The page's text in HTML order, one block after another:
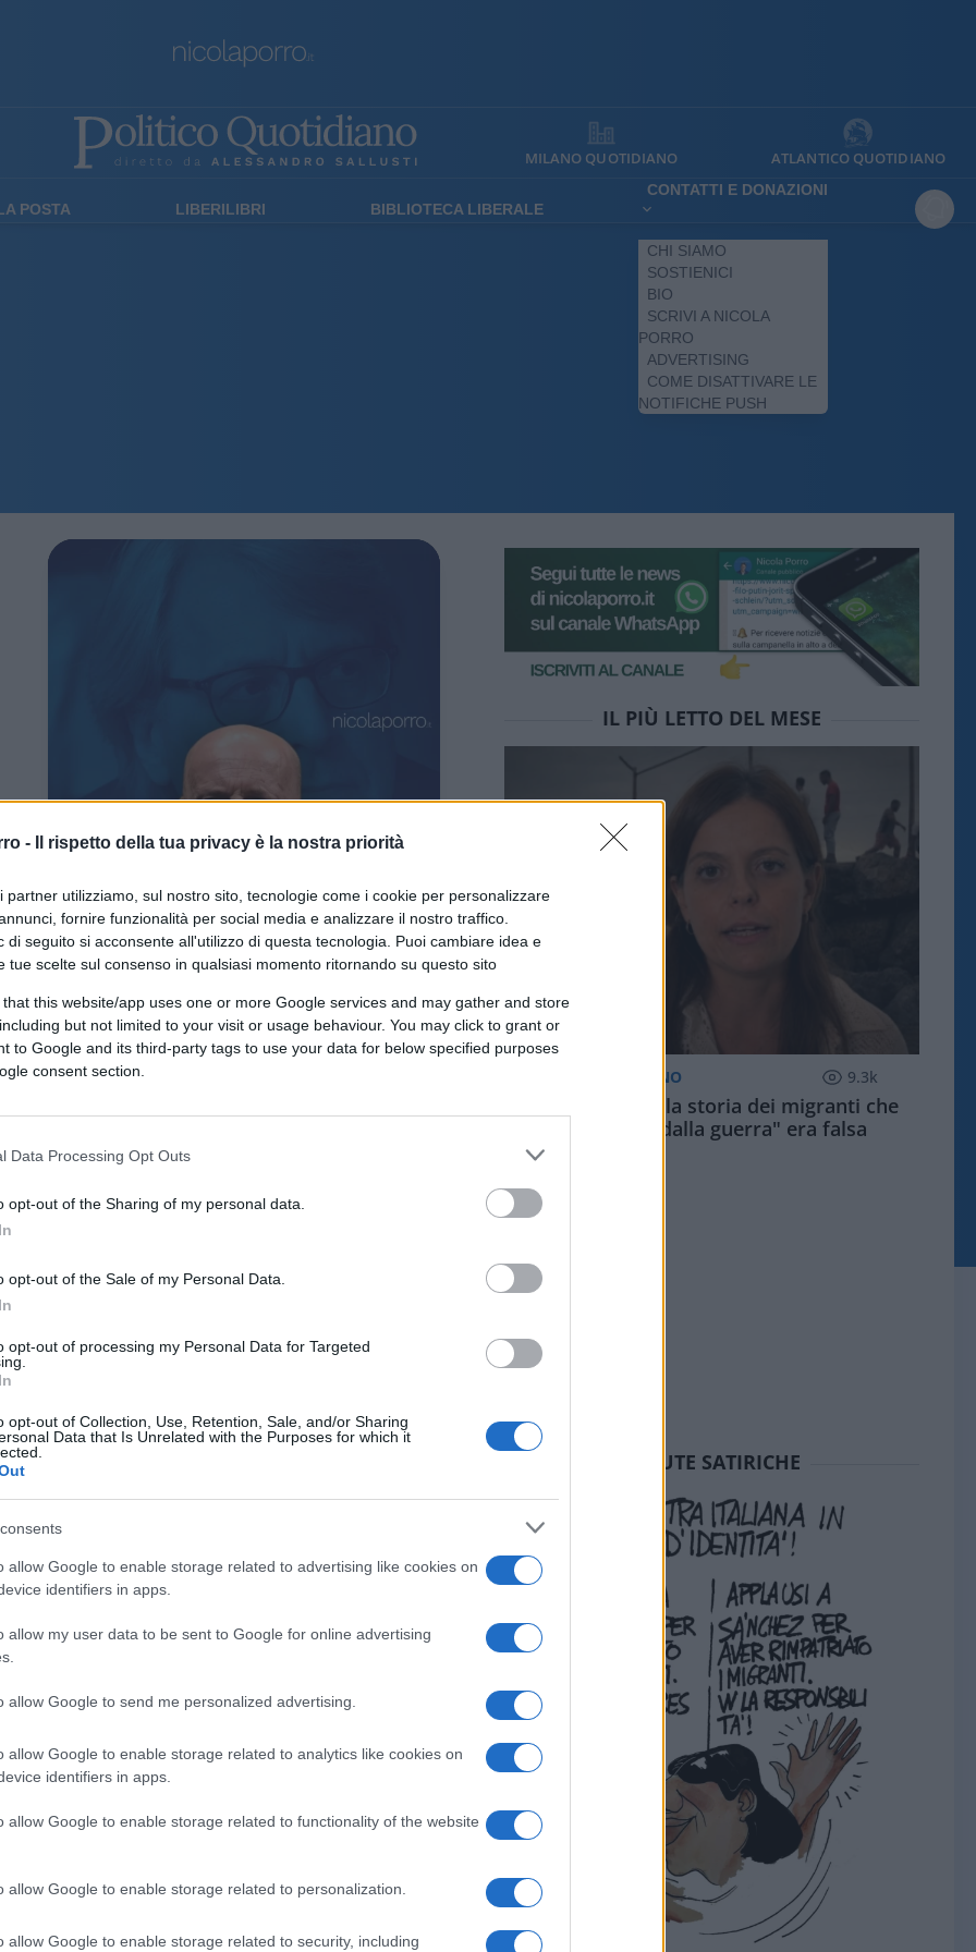
- Il rispetto della tua privacy è la nostra priorità
partner utilizziamo, sul nostro sito, tecnologie come i cookie per personalizzare
fornire funzionalità per social media e analizzare il nostro traffico.
di seguito si acconsente all'utilizzo di questa tecnologia. Puoi cambiare idea e
tue scelte sul consenso in qualsiasi momento ritornando su questo sito
that this website/app uses one or more Google services and may gather and store
but not limited to your visit or usage behaviour. You may click to grant or
to Google and its third-party tags to use your data for below specified purposes
consent section.
Data Processing Opt Outs
opt-out of the Sharing of my personal data.
opt-out of the Sale of my Personal Data.
opt-out of processing my Personal Data for Targeted
opt-out of Collection, Use, Retention, Sale, and/or Sharing
Data that Is Unrelated with the Purposes for which it
allow Google to enable storage related to advertising like cookies on
identifiers in apps.
allow my user data to be sent to Google for online advertising
allow Google to send me personalized advertising.
allow Google to enable storage related to analytics like cookies on
identifiers in apps.
allow Google to enable storage related to functionality of the website
allow Google to enable storage related to personalization.
allow Google to enable storage related to security, including
MILANO QUOTIDIANO ATLANTICO QUOTIDIANO
POSTA LIBERILIBRI BIBLIOTECA LIBERALE
CONTATTI E DONAZIONI
CHI SIAMO
SOSTIENICI
BIO
SCRIVI A NICOLA
PORRO
ADVERTISING
COME DISATTIVARE LE
NOTIFICHE PUSH
Play
Video
amico diVittorio Sgarbi.Ma
fatti più importanti della giornata.
violentissima, portata avanti daFatto
l’allora sottosegretario del governo
soprattutto trascinandolo in una forte
cliccare quiper iscriversi al canale ed
Leggi i commenti
il giudice lo assolve: il
Ranucci
IL PIÙ LETTO DEL MESE
POLITICO QUOTIDIANO 9.3k
Salis confessa: la storia dei migranti che
"scappano dalla guerra" era falsa
SEDUTE SATIRICHE